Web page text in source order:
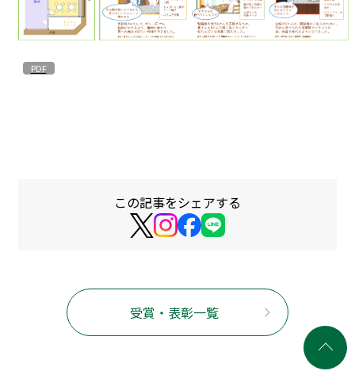
この記事をシェアする
受賞・表彰一覧